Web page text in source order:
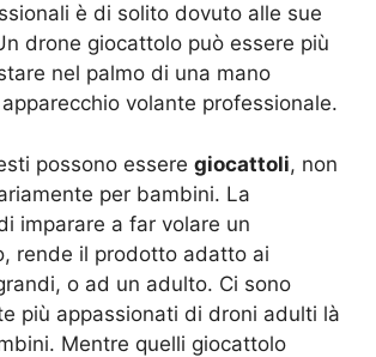
è di solito dovuto alle sue
drone giocattolo può essere più
nel palmo di una mano
volante professionale.
possono essere giocattoli, non
per bambini. La
imparare a far volare un
rende il prodotto adatto ai
o ad un adulto. Ci sono
più appassionati di droni adulti là
Mentre quelli giocattolo